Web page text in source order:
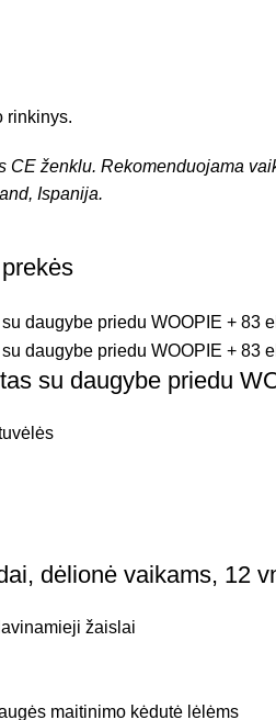
rinkinys.
CE ženklu. Rekomenduojama
Ispanija.
su daugybe priedu
dėlionė vaikams, 12
žaislai